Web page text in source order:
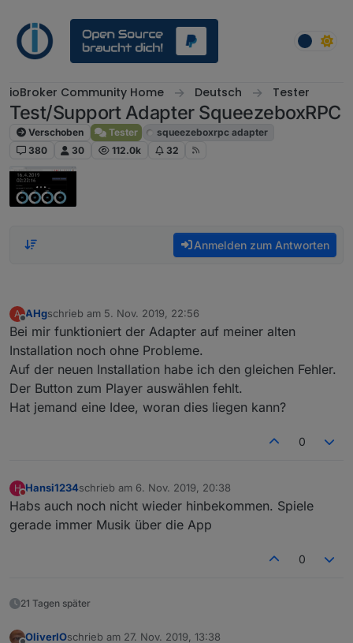
ioBroker Community Home Deutsch Tester
Test/Support Adapter SqueezeboxRPC
Verschoben Tester
squeezeboxrpc adapter
380
30 112.0k 32
Anmelden zum Antworten
A
Offline
AHgschrieb am 5. Nov. 2019, 22:56
zuletzt editiert von
Bei mir funktioniert der Adapter auf meiner alten
Installation noch ohne Probleme.
Auf der neuen Installation habe ich den gleichen Fehler.
Der Button zum Player auswählen fehlt.
Hat jemand eine Idee, woran dies liegen kann?
0
H
Nicht stören
Hansi1234schrieb am 6. Nov. 2019, 20:38
zuletzt editiert von
Habs auch noch nicht wieder hinbekommen. Spiele
gerade immer Musik über die App
0
21 Tagen später
OliverIOschrieb am 27. Nov. 2019, 13:38